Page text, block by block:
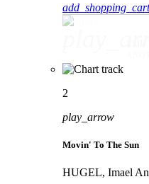
add_shopping_cart
2
play_arrow
Movin' To The Sun
HUGEL, Imael